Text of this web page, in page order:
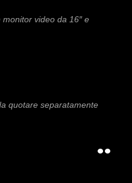
video da 16″ e
quotare separatamente